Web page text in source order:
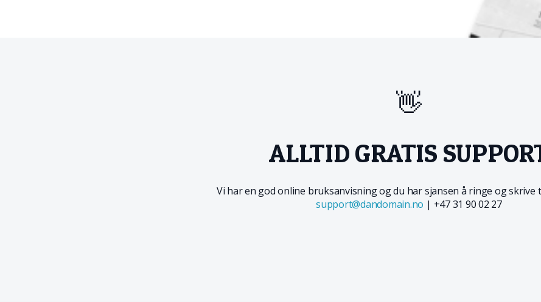
👋
ALLTID GRATIS
Vi haren god online bruksanvisning og du har sjansen å ringe og skrive
support@dandomain.no | +47 31 90 02 27